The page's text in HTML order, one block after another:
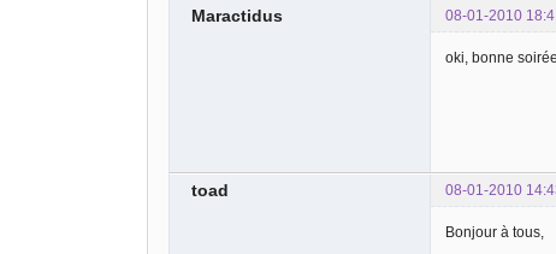
Maractidus 08-01-2010
oki, bonne
toad 08-01-2010
Bonjour à tous,